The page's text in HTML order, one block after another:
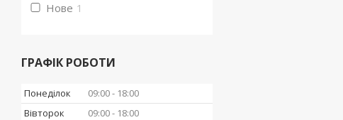
Нове 1
ГРАФІК РОБОТИ
Понеділок 09:00
18:00
Вівторок
09:00
18:00